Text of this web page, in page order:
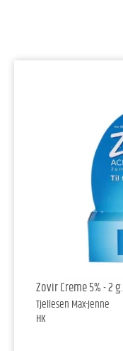
Zovir Creme 5% - 2 g.
Tjellesen Max-Jenne
HK